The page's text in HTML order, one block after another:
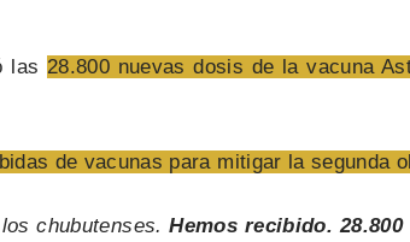
las 28.800 nuevas dosis de la vacuna
de vacunas para mitigar la segunda
chubutenses. Hemos recibido.